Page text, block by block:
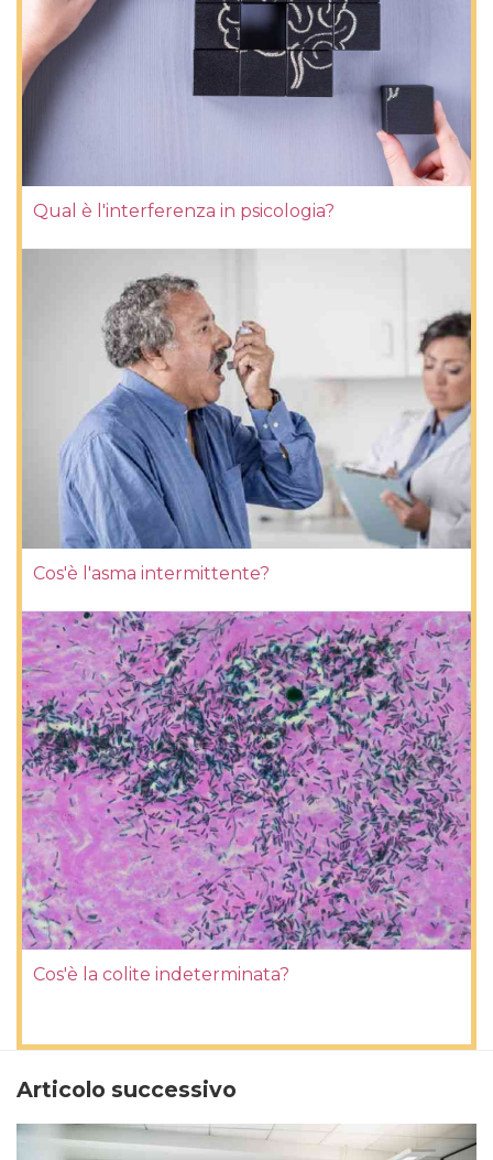
Qual è l'interferenza in psicologia?
Cos'è l'asma intermittente?
Cos'è la colite indeterminata?
Articolo successivo